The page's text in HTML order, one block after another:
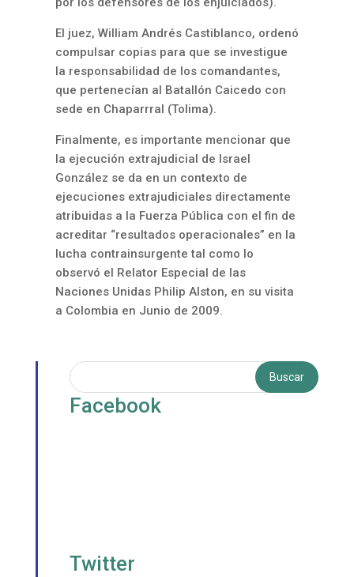
El juez, William Andrés Castiblanco, ordenó
compulsar copias para que se investigue
la responsabilidad de los comandantes,
que pertenecían al Batallón Caicedo con
sede en Chaparrral (Tolima).
Finalmente, es importante mencionar que
la ejecución extrajudicial de Israel
González se da en un contexto de
ejecuciones extrajudiciales directamente
atribuidas a la Fuerza Pública con el fin de
acreditar “resultados operacionales” en la
lucha contrainsurgente tal como lo
observó el Relator Especial de las
Naciones Unidas Philip Alston, en su visita
a Colombia en Junio de 2009.
Facebook
Twitter